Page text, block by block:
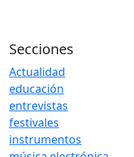
Secciones
Actualidad
educación
entrevistas
festivales
instrumentos